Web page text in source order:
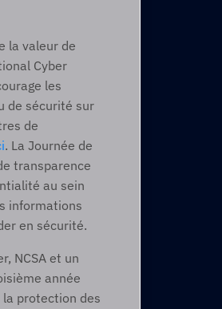
la valeur de
Cyber
les
de sécurité sur
de
. La Journée de
transparence
au sein
informations
en sécurité.
NCSA et un
année
la protection des